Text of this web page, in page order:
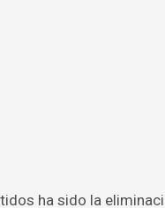
ha sido la